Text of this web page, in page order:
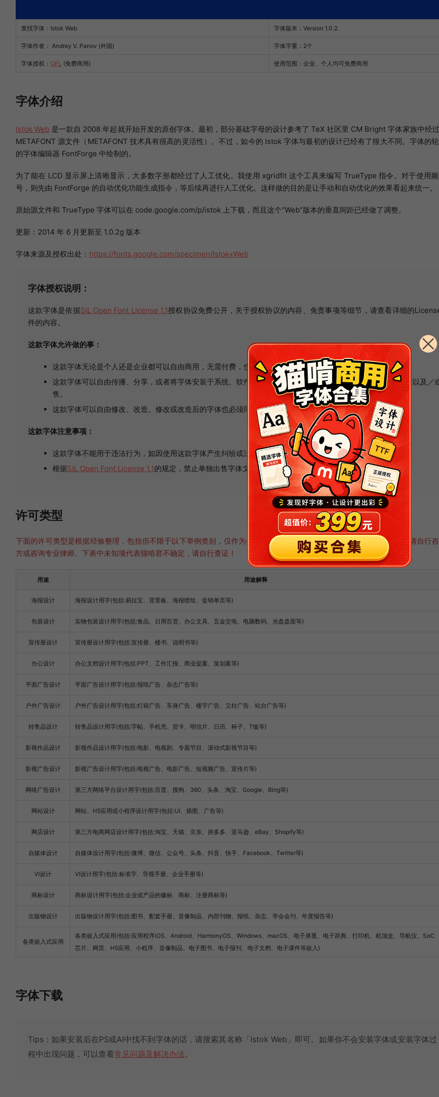
查找字体： Istok Web 字体版本：Version 1.0.2.
字体作者： Andrey V. Panov (外国) 字体字重：2个
字体授权： OFL (免费商用) 使用范围：企业、个人均可免费商用
字体介绍
Istok Web 是一款自 2008 年起就开始开发的原创字体。最初，部分基础字母的设计参考了 TeX 社区里 CM Bright 字体家族中经
METAFONT 源文件（METAFONT 技术具有很高的灵活性）。不过，如今的 Istok 字体与最初的设计已经有了很大不同。字体的
的字体编辑器 FontForge 中绘制的。
为了能在 LCD 显示屏上清晰显示，大多数字形都经过了人工优化。我使用 xgridfit 这个工具来编写 TrueType 指令。对于使用
号，则先由 FontForge 的自动优化功能生成指令，等后续再进行人工优化。这样做的目的是让手动和自动优化的效果看起来统一。
原始源文件和 TrueType 字体可以在 code.google.com/p/istok 上下载，而且这个“Web”版本的垂直间距已经做了调整。
更新：2014 年 6 月更新至 1.0.2g 版本
字体来源及授权出处： https://fonts.google.com/specimen/Istok+Web
字体授权说明：
这款字体是依据SIL Open Font License 1.1授权协议免费公开，关于授权协议的内容、免责事项等细节，请查看详细的
件的内容。
这款字体允许做的事：
这款字体无论是个人还是企业都可以自由商用，无需付费，也无需知会或者标明原作者。
这款字体可以自由传播、分享，或者将字体安装于系统、软件或APP中也是允许的，可以与任何软件捆绑再分发以及／
售。
这款字体可以自由修改、改造。修改或改造后的字体也必须同样以SIL Open Font License 1.1授权公开。
这款字体注意事项：
这款字体不能用于违法行为，如因使用这款字体产生纠纷或法律诉讼，作者不承担任何责任。
根据SIL Open Font License 1.1的规定，禁止单独出售字体文件(OTF/TTF文件)的行为。
许可类型
下面的许可类型是根据经验整理，包括但不限于以下举例类别，仅作为参考之用，并不代表法律建议。如有疑问或异议，请自行
方或咨询专业律师。下表中未知项代表猫啃君不确定，请自行查证！
用途 用途解释
海报设计 海报设计用字(包括:易拉宝、背景板、海报喷绘、促销单页等)
包装设计 实物包装设计用字(包括:食品、日用百货、办公文具、五金交电、电脑数码、光盘盘面等)
宣传册设计 宣传册设计用字(包括:宣传册、楼书、说明书等)
办公设计 办公文档设计用字(包括:PPT、工作汇报、商业提案、策划案等)
平面广告设计 平面广告设计用字(包括:报纸广告、杂志广告等)
户外广告设计 户外广告设计用字(包括:灯箱广告、车身广告、楼宇广告、立柱广告、站台广告等)
转售品设计 转售品设计用字(包括:字帖、手机壳、贺卡、明信片、日历、杯子、T恤等)
影视作品设计 影视作品设计用字(包括:电影、电视剧、专题节目、滚动式影视节目等)
影视广告设计 影视广告设计用字(包括:电视广告、电影广告、短视频广告、宣传片等)
网络广告设计 第三方网络平台设计用字(包括:百度、搜狗、360、头条、淘宝、Google、Bing等)
网站设计 网站、H5应用或小程序设计用字(包括:UI、插图、广告等)
网店设计 第三方电商网店设计用字(包括:淘宝、天猫、京东、拼多多、亚马逊、eBay、Shopify等)
自媒体设计 自媒体设计用字(包括:微博、微信、公众号、头条、抖音、快手、Facebook、Twitter等)
VI设计 VI设计用字(包括:标准字、导视手册、企业手册等)
商标设计 商标设计用字(包括:企业或产品的徽标、商标、注册商标等)
出版物设计 出版物设计用字(包括:图书、配套手册、音像制品、内部刊物、报纸、杂志、学会会刊、年度报告等)
各类嵌入式应用
各类嵌入式应用(包括:应用程序iOS、Android、HarmonyOS、Windows、macOS、电子屏显、电子辞典、打印机、机顶盒、导航仪、SoC
芯片、网页、H5应用、小程序、音像制品、电子图书、电子报刊、电子文档、电子课件等嵌入)
字体下载
Tips：如果安装后在PS或AI中找不到字体的话，请搜索其名称「Istok Web」即可。如果你不会安装字体或安装字体过
程中出现问题，可以查看常见问题及解决办法。